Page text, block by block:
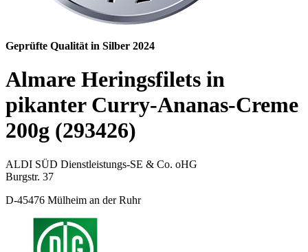
Geprüfte Qualität in Silber 2024
Almare Heringsfilets in
pikanter Curry-Ananas-Creme
200g (293426)
ALDI SÜD Dienstleistungs-SE & Co. oHG
Burgstr. 37
D-45476 Mülheim an der Ruhr